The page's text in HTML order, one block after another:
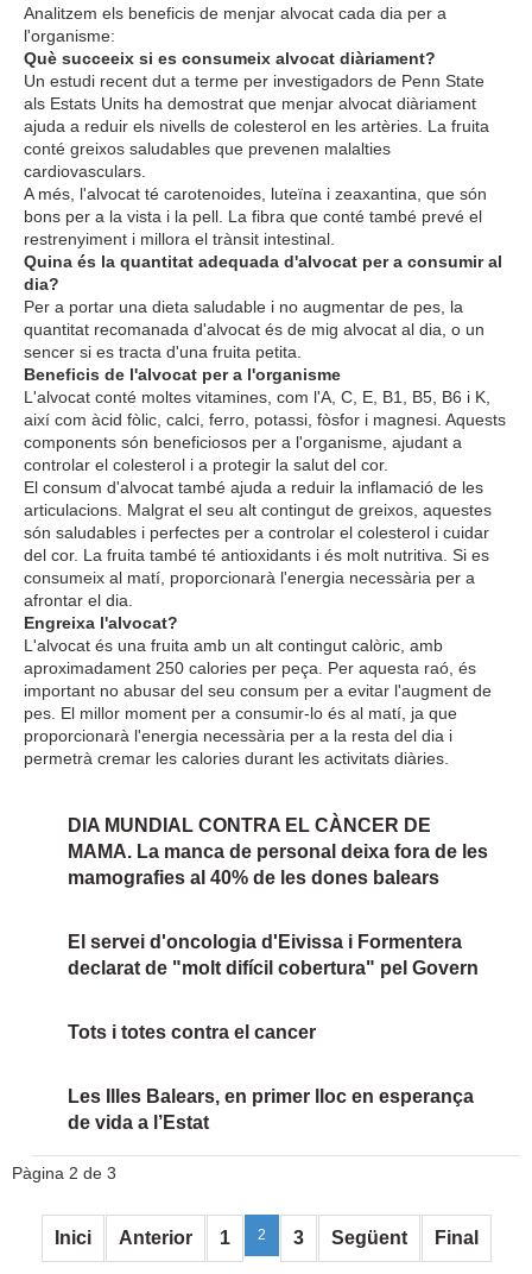
Analitzem els beneficis de menjar alvocat cada dia per a
l'organisme:
Què succeeix si es consumeix alvocat diàriament?
Un estudi recent dut a terme per investigadors de Penn State
als Estats Units ha demostrat que menjar alvocat diàriament
ajuda a reduir els nivells de colesterol en les artèries. La fruita
conté greixos saludables que prevenen malalties
cardiovasculars.
A més, l'alvocat té carotenoides, luteïna i zeaxantina, que són
bons per a la vista i la pell. La fibra que conté també prevé el
restrenyiment i millora el trànsit intestinal.
Quina és la quantitat adequada d'alvocat per a consumir al
dia?
Per a portar una dieta saludable i no augmentar de pes, la
quantitat recomanada d'alvocat és de mig alvocat al dia, o un
sencer si es tracta d'una fruita petita.
Beneficis de l'alvocat per a l'organisme
L'alvocat conté moltes vitamines, com l'A, C, E, B1, B5, B6 i K,
així com àcid fòlic, calci, ferro, potassi, fòsfor i magnesi. Aquests
components són beneficiosos per a l'organisme, ajudant a
controlar el colesterol i a protegir la salut del cor.
El consum d'alvocat també ajuda a reduir la inflamació de les
articulacions. Malgrat el seu alt contingut de greixos, aquestes
són saludables i perfectes per a controlar el colesterol i cuidar
del cor. La fruita també té antioxidants i és molt nutritiva. Si es
consumeix al matí, proporcionarà l'energia necessària per a
afrontar el dia.
Engreixa l'alvocat?
L'alvocat és una fruita amb un alt contingut calòric, amb
aproximadament 250 calories per peça. Per aquesta raó, és
important no abusar del seu consum per a evitar l'augment de
pes. El millor moment per a consumir-lo és al matí, ja que
proporcionarà l'energia necessària per a la resta del dia i
permetrà cremar les calories durant les activitats diàries.
DIA MUNDIAL CONTRA EL CÀNCER DE
MAMA. La manca de personal deixa fora de les
mamografies al 40% de les dones balears
El servei d'oncologia d'Eivissa i Formentera
declarat de "molt difícil cobertura" pel Govern
Tots i totes contra el cancer
Les Illes Balears, en primer lloc en esperança
de vida a l’Estat
Pàgina 2 de 3
Inici Anterior 1 2 3 Següent Final